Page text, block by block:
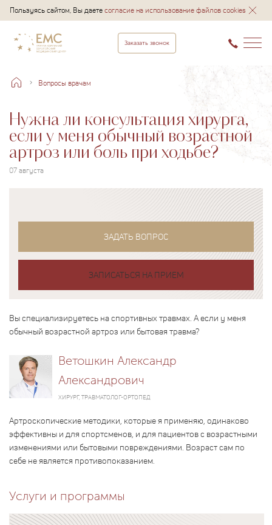
Пользуясь сайтом, Вы даетесогласие на использование файлов cookies
Заказать звонок
Вопросы врачам
Нужна ли консультация хирурга,
если у меня обычный возрастной
артроз или боль при ходьбе?
07 августа
ЗАДАТЬ ВОПРОС
ЗАПИСАТЬСЯ НА ПРИЕМ
Вы специализируетесь на спортивных травмах. А если у меня
обычный возрастной артроз или бытовая травма?
Ветошкин Александр
Александрович
ХИРУРГ, ТРАВМАТОЛОГ-ОРТОПЕД
Артроскопические методики, которые я применяю, одинаково
эффективны и для спортсменов, и для пациентов с возрастными
изменениями или бытовыми повреждениями. Возраст сам по
себе не является противопоказанием.
Услуги и программы